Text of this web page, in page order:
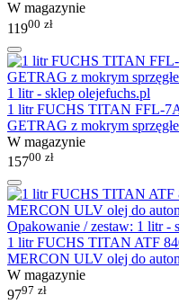
W magazynie
11900 zł
1 litr FUCHS TITAN FFL-
GETRAG z mokrym
W magazynie
15700 zł
1 litr FUCHS TITAN ATF
MERCON ULV olej do
W magazynie
9797 zł